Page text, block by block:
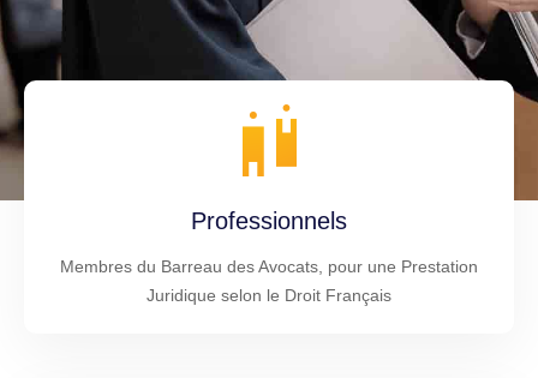
Professionnels
Membres du Barreau des Avocats, pour une Prestation
Juridique selon le Droit Français